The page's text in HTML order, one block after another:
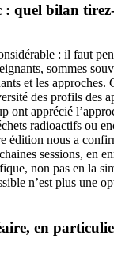
quel bilan
: il faut
sommes
et les
des profils
apprécié
radioactifs ou
nous a
sessions, en
non pas en la
n’est plus
en